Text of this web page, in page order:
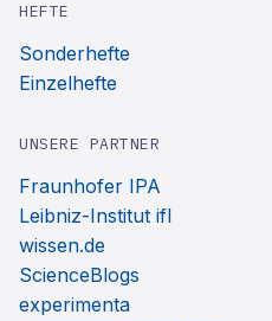
HEFTE
Sonderhefte
Einzelhefte
UNSERE PARTNER
Fraunhofer IPA
Leibniz-Institut ifl
wissen.de
ScienceBlogs
experimenta